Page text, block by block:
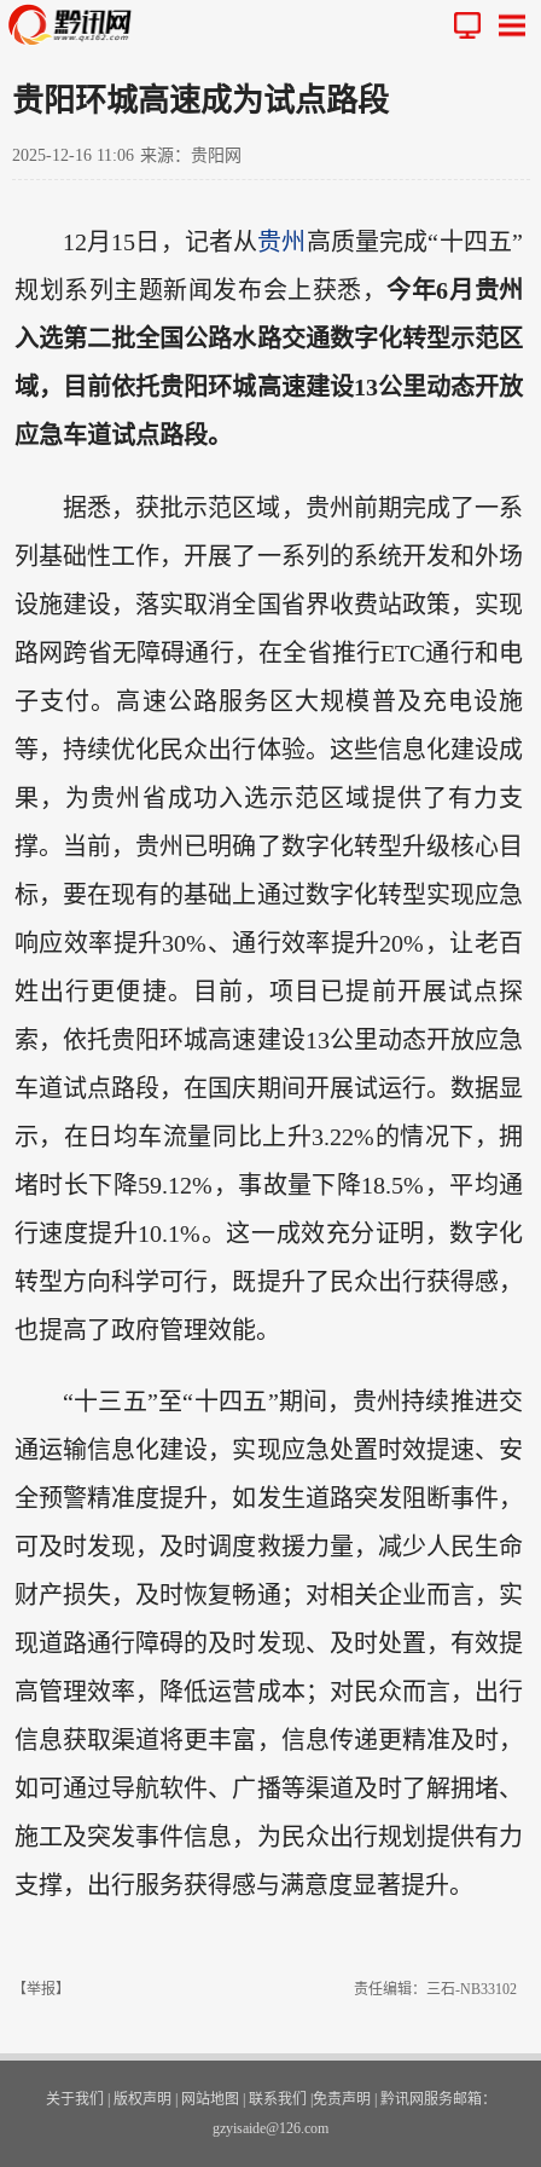
贵阳环城高速成为试点路段
2025-12-16 11:06 来源：贵阳网
12月15日，记者从贵州 高质量完成“十四五”
规划系列主题新闻发布会上获悉，今年6月贵州
入选第二批全国公路水路交通数字化转型示范区
域，目前依托贵阳环城高速建设13公里动态开放
应急车道试点路段。
据悉，获批示范区域，贵州前期完成了一系
列基础性工作，开展了一系列的系统开发和外场
设施建设，落实取消全国省界收费站政策，实现
路网跨省无障碍通行，在全省推行ETC通行和电
子支付。高速公路服务区大规模普及充电设施
等，持续优化民众出行体验。这些信息化建设成
果，为贵州省成功入选示范区域提供了有力支
撑。当前，贵州已明确了数字化转型升级核心目
标，要在现有的基础上通过数字化转型实现应急
响应效率提升30%、通行效率提升20%，让老百
姓出行更便捷。目前，项目已提前开展试点探
索，依托贵阳环城高速建设13公里动态开放应急
车道试点路段，在国庆期间开展试运行。数据显
示，在日均车流量同比上升3.22%的情况下，拥
堵时长下降59.12%，事故量下降18.5%，平均通
行速度提升10.1%。这一成效充分证明，数字化
转型方向科学可行，既提升了民众出行获得感，
也提高了政府管理效能。
“十三五”至“十四五”期间，贵州持续推进交
通运输信息化建设，实现应急处置时效提速、安
全预警精准度提升，如发生道路突发阻断事件，
可及时发现，及时调度救援力量，减少人民生命
财产损失，及时恢复畅通；对相关企业而言，实
现道路通行障碍的及时发现、及时处置，有效提
高管理效率，降低运营成本；对民众而言，出行
信息获取渠道将更丰富，信息传递更精准及时，
如可通过导航软件、广播等渠道及时了解拥堵、
施工及突发事件信息，为民众出行规划提供有力
支撑，出行服务获得感与满意度显著提升。
【举报】 责任编辑：三石-NB33102
关于我们 | 版权声明 | 网站地图 | 联系我们 |免责声明 | 黔讯网服务邮箱：
gzyisaide@126.com